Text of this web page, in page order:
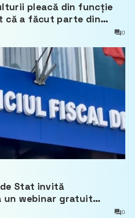
pleacă din funcție
că a făcut parte din
0
Stat invită
un webinar gratuit
pe bunurile
0